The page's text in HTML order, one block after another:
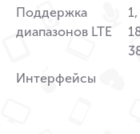
Поддержка
диапазонов LTE
Интерфейсы